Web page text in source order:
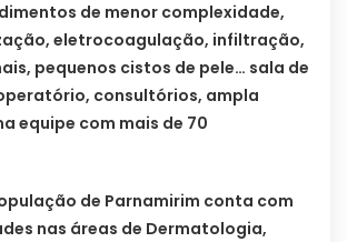
de menor complexidade,
eletrocoagulação, infiltração,
pequenos cistos de pele… sala de
consultórios, ampla
equipe com mais de 70
de Parnamirim conta com
nas áreas de Dermatologia,